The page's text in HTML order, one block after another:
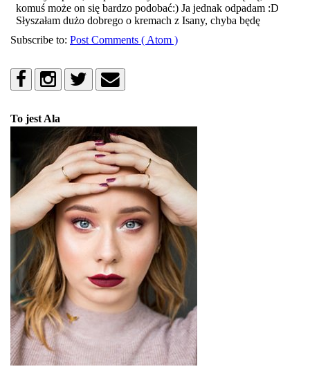
Subscribe to: Post Comments ( Atom )
To jest Ala